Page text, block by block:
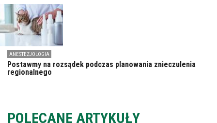
ANESTEZJOLOGIA
Postawmy na rozsądek podczas planowania znieczulenia
regionalnego
POLECANE ARTYKUŁY